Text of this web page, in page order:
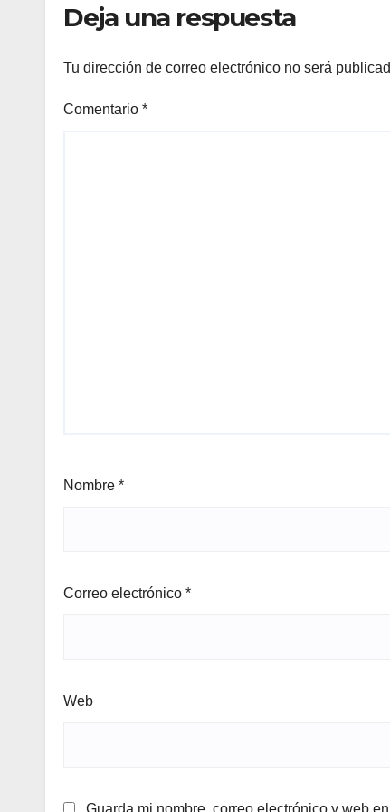
Deja una respuesta
Tu dirección de correo electrónico no será
Comentario *
Nombre *
Correo electrónico *
Web
Guarda mi nombre, correo electrónico y web